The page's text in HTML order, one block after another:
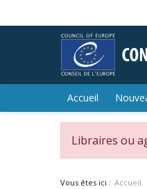
Accueil
Libraires ou
Vous êtes ici : Accueil